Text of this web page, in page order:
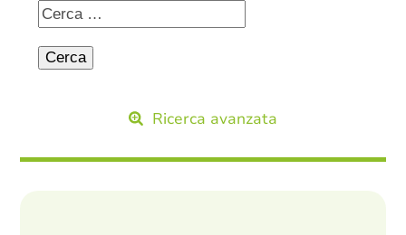
Ricerca avanzata